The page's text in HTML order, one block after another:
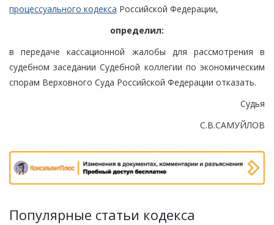
процессуального кодекса Российской Федерации,
определил:
в передаче кассационной жалобы для рассмотрения в
судебном заседании Судебной коллегии по экономическим
спорам Верховного Суда Российской Федерации отказать.
Судья
С.В.САМУЙЛОВ
Популярные статьи кодекса